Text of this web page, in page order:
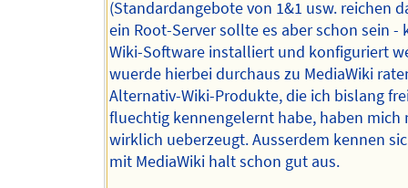
(Standardangebote von 1&1 usw. reichen
ein Root-Server sollte es aber schon sein -
Wiki-Software installiert und konfiguriert
wuerde hierbei durchaus zu MediaWiki
Alternativ-Wiki-Produkte, die ich bislang
fluechtig kennengelernt habe, haben mich
wirklich ueberzeugt. Ausserdem kennen
mit MediaWiki halt schon gut aus.